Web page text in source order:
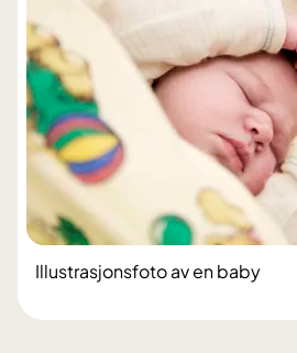
Illustrasjonsfoto av en baby